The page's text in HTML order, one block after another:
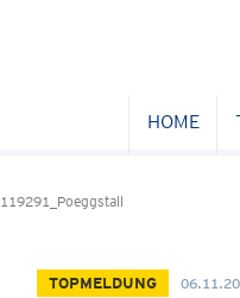
HOME
119291_Poeggstall
TOPMELDUNG